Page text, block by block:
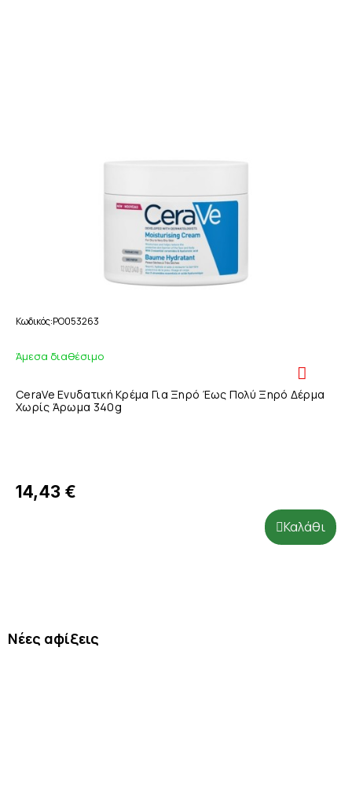
Κωδικός PO053263
Άμεσα διαθέσιμο
CeraVe Ενυδατική Κρέμα Για Ξηρό Έως Πολύ Ξηρό Δέρμα
Χωρίς Άρωμα 340g
14,43 €
Καλάθι
Νέες αφίξεις